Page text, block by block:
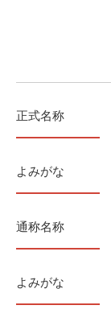
正式名称
よみがな
通称名称
よみがな